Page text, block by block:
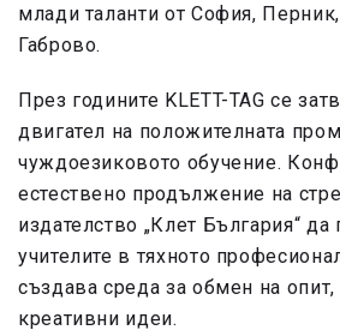
млади таланти от София,
Габрово.
През годините KLETT-TAG се
двигател на положителната
чуждоезиковото обучение.
естествено продължение на
издателство „Клет България“ да
учителите в тяхното
създава среда за обмен на
креативни идеи.